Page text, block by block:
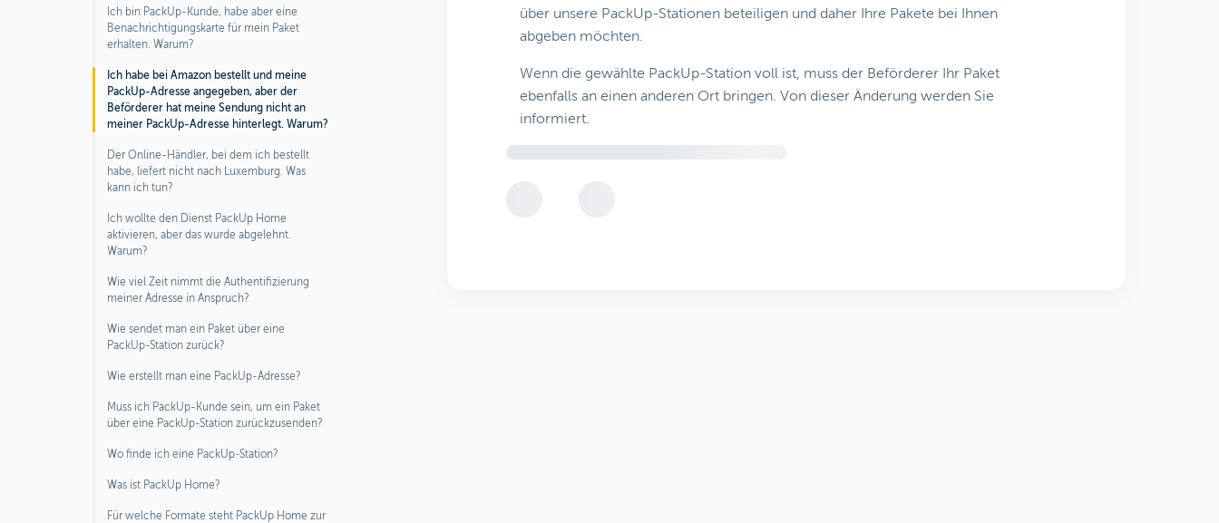
Ich bin PackUp-Kunde, habe aber eine
Benachrichtigungskarte für mein Paket
erhalten. Warum?
Ich habe bei Amazon bestellt und meine
PackUp-Adresse angegeben, aber der
Beförderer hat meine Sendung nicht an
meiner PackUp-Adresse hinterlegt. Warum?
Der Online-Händler, bei dem ich bestellt
habe, liefert nicht nach Luxemburg. Was
kann ich tun?
Ich wollte den Dienst PackUp Home
aktivieren, aber das wurde abgelehnt.
Warum?
Wie viel Zeit nimmt die Authentifizierung
meiner Adresse in Anspruch?
Wie sendet man ein Paket über eine
PackUp-Station zurück?
Wie erstellt man eine PackUp-Adresse?
Muss ich PackUp-Kunde sein, um ein Paket
über eine PackUp-Station zurückzusenden?
Wo finde ich eine PackUp-Station?
Was ist PackUp Home?
Für welche Formate steht PackUp Home zur
über unsere PackUp-Stationen beteiligen und daher Ihre Pakete bei Ihnen
abgeben möchten.
Wenn die gewählte PackUp-Station voll ist, muss der Beförderer Ihr Paket
ebenfalls an einen anderen Ort bringen. Von dieser Änderung werden Sie
informiert.